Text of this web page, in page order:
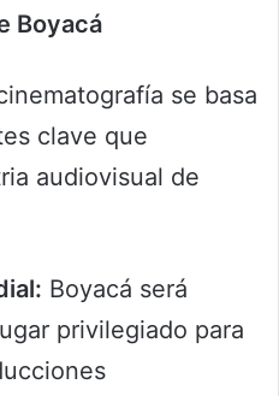
Boyacá
se basa
clave que
audiovisual de
Boyacá será
privilegiado para